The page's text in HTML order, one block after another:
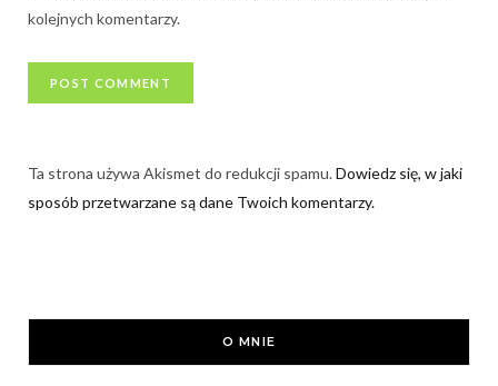
kolejnych komentarzy.
Ta strona używa Akismet do redukcji spamu.Dowiedz się, w jaki
sposób przetwarzane są dane Twoich komentarzy.
O MNIE